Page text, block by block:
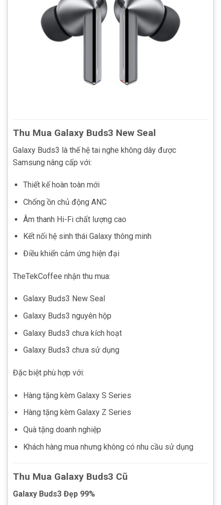
Thu Mua Galaxy Buds3 New Seal
Galaxy Buds3 là thế hệ tai nghe không dây được
Samsung nâng cấp với:
Thiết kế hoàn toàn mới
Chống ồn chủ động ANC
Âm thanh Hi-Fi chất lượng cao
Kết nối hệ sinh thái Galaxy thông minh
Điều khiển cảm ứng hiện đại
TheTekCoffee nhận thu mua:
Galaxy Buds3 New Seal
Galaxy Buds3 nguyên hộp
Galaxy Buds3 chưa kích hoạt
Galaxy Buds3 chưa sử dụng
Đặc biệt phù hợp với:
Hàng tặng kèm Galaxy S Series
Hàng tặng kèm Galaxy Z Series
Quà tặng doanh nghiệp
Khách hàng mua nhưng không có nhu cầu sử dụng
Thu Mua Galaxy Buds3 Cũ
Galaxy Buds3 Đẹp 99%